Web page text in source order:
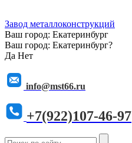
Завод металлоконструкций
Ваш город: Екатеринбург
Ваш город: Екатеринбург?
Да Нет
info@mst66.ru
+7(922)107-46-97